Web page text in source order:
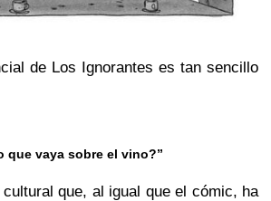
de Los Ignorantes es tan sencillo
que vaya sobre el vino?”
que, al igual que el cómic, ha